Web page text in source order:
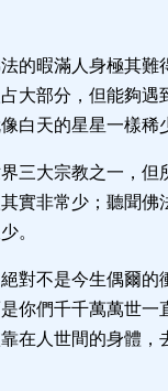
的暇滿人身極其難
大部分，但能夠遇
白天的星星一樣稀
三大宗教之一，但
實非常少；聽聞佛
。
對不是今生偶爾的
你們千千萬萬世一
在人世間的身體，